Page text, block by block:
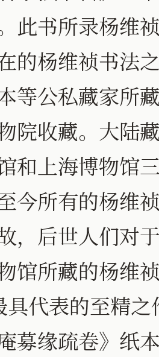
此书所录杨维
的杨维祯书法
等公私藏家所
院收藏。大陆
和上海博物馆
所有的杨维祯
，后世人们对
所藏的杨维祯
具代表的至精之
缘疏卷》纸本